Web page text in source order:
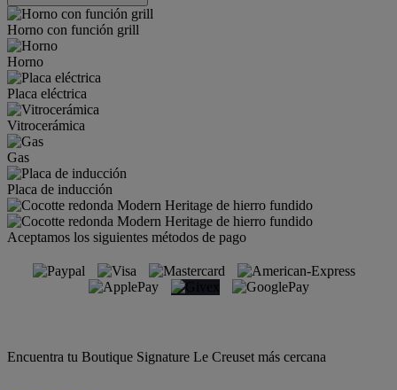
Horno con función grill
Horno
Placa eléctrica
Vitrocerámica
Gas
Placa de inducción
Aceptamos los siguientes métodos de pago
Encuentra tu Boutique Signature Le Creuset más cercana